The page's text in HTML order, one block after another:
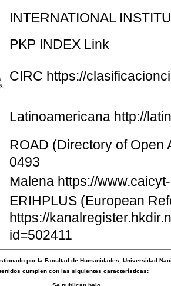
INTERNATIONAL
PKP INDEX Link
CIRC https://
Latinoamericana http://
ROAD (Directory of Open
0493
Malena https://
ERIHPLUS (European
https://
id=502411
por laFacultad de Humanidades,Universidad
cumplen con las siguientes características: